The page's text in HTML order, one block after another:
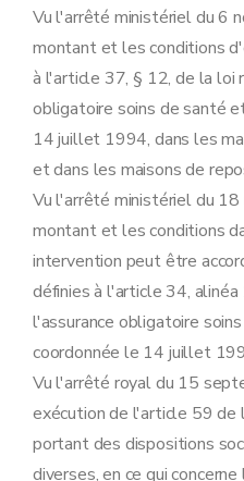
Vu l'arrêté ministériel du 6
montant et les conditions
à l'article 37, § 12, de la loi
obligatoire soins de santé
14 juillet 1994, dans les
et dans les maisons de
Vu l'arrêté ministériel du
montant et les conditions
intervention peut être
définies à l'article 34, alinéa
l'assurance obligatoire
coordonnée le 14 juillet
Vu l'arrêté royal du 15
exécution de l'article 59 de
portant des dispositions
diverses, en ce qui